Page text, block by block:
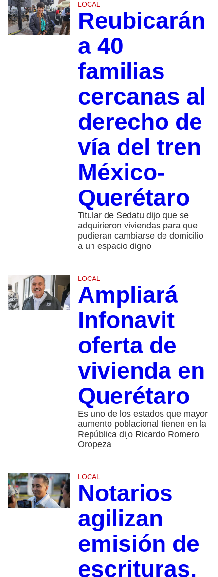
LOCAL
Reubicarán
a 40
familias
cercanas al
derecho de
vía del tren
México-
Querétaro
Titular de Sedatu dijo que se
adquirieron viviendas para que
pudieran cambiarse de domicilio
a un espacio digno
LOCAL
Ampliará
Infonavit
oferta de
vivienda en
Querétaro
Es uno de los estados que mayor
aumento poblacional tienen en la
República dijo Ricardo Romero
Oropeza
LOCAL
Notarios
agilizan
emisión de
escrituras,